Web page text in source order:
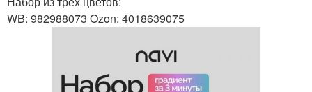
WB: 982988073 Ozon: 4018639075